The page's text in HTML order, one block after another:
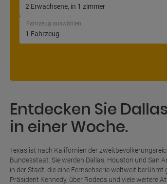
Fahrzeug auswählen
Entdecken Sie
in einer Woche.
Texas ist nach Kalifornien der
Bundesstaat. Sie werden Dallas, Houston und San
in der Stadt, die eine Fernsehserie weltweit
Präsident Kennedy, über Rodeos und viele weitere